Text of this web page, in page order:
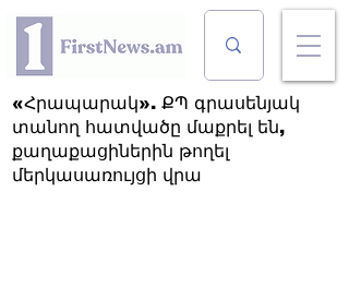
«Հրապարակ». ՔՊ գրասենյակ
տանող հատվածը մաքրել են,
քաղաքացիներին թողել
մերկասառույցի վրա